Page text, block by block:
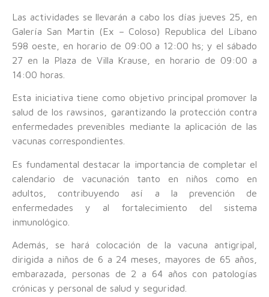
Las actividades se llevarán a cabo los días jueves 25, en
Galería San Martin (Ex – Coloso) Republica del Líbano
598 oeste, en horario de 09:00 a 12:00 hs; y el sábado
27 en la Plaza de Villa Krause, en horario de 09:00 a
14:00 horas.
Esta iniciativa tiene como objetivo principal promover la
salud de los rawsinos, garantizando la protección contra
enfermedades prevenibles mediante la aplicación de las
vacunas correspondientes.
Es fundamental destacar la importancia de completar el
calendario de vacunación tanto en niños como en
adultos, contribuyendo así a la prevención de
enfermedades y al fortalecimiento del sistema
inmunológico.
Además, se hará colocación de la vacuna antigripal,
dirigida a niños de 6 a 24 meses, mayores de 65 años,
embarazada, personas de 2 a 64 años con patologías
crónicas y personal de salud y seguridad.